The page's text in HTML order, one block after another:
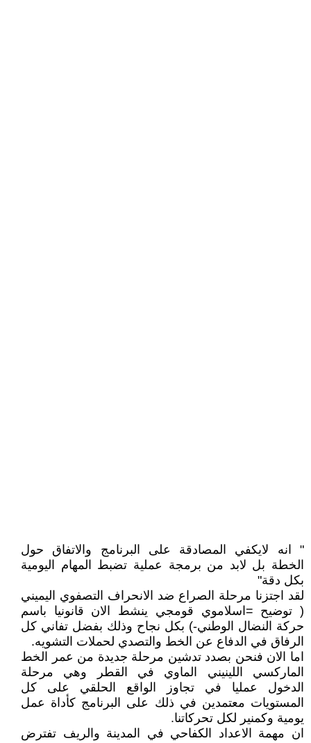
" انه لايكفي المصادقة على البرنامج والاتفاق حول
الخطة بل لابد من برمجة عملية تضبط المهام اليومية
بكل دقة"
لقد اجتزنا مرحلة الصراع ضد الانحراف التصفوي اليميني
( توضيح =اسلاموي قومجي ينشط الان قانونيا باسم
حركة النضال الوطني-) بكل نجاح وذلك بفضل تفاني كل
الرفاق في الدفاع عن الخط والتصدي لحملات التشويه.
اما الان فنحن بصدد تدشين مرحلة جديدة من عمر الخط
الماركسي اللينيني الماوي في القطر وهي مرحلة
الدخول عمليا في تجاوز الواقع الحلقي على كل
المستويات معتمدين في ذلك على البرنامج كأداة عمل
يومية وكمنير لكل تحركاتنا.
ان مهمة الاعداد الكفاحي في المدينة والريف تفترض